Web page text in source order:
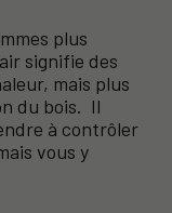
plus
signifie des
mais plus
du bois. Il
à contrôler
vous y